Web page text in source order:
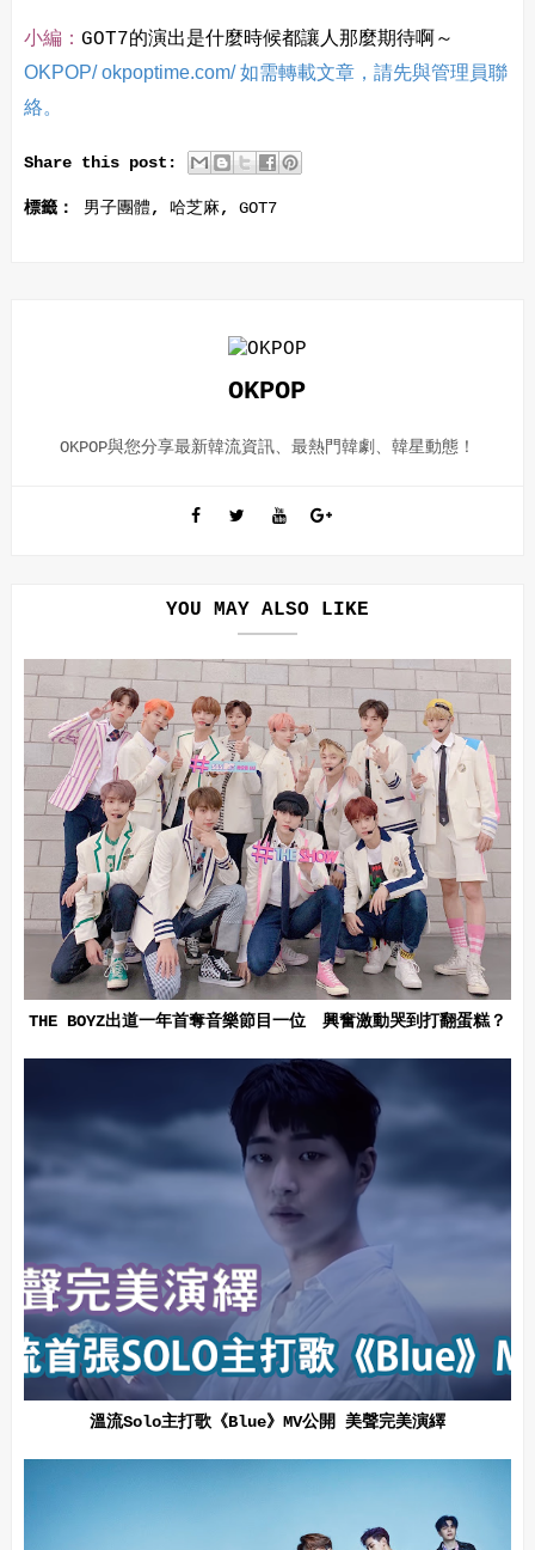
小編： GOT7的演出是什麼時候都讓人那麼期待啊～
OKPOP/ okpoptime.com/ 如需轉載文章，請先與管理員聯
絡。
Share this post:
標籤： 男子團體, 哈芝麻, GOT7
OKPOP
OKPOP與您分享最新韓流資訊、最熱門韓劇、韓星動態！
YOU MAY ALSO LIKE
THE BOYZ出道一年首奪音樂節目一位 興奮激動哭到打翻蛋糕？
溫流Solo主打歌《Blue》MV公開 美聲完美演繹